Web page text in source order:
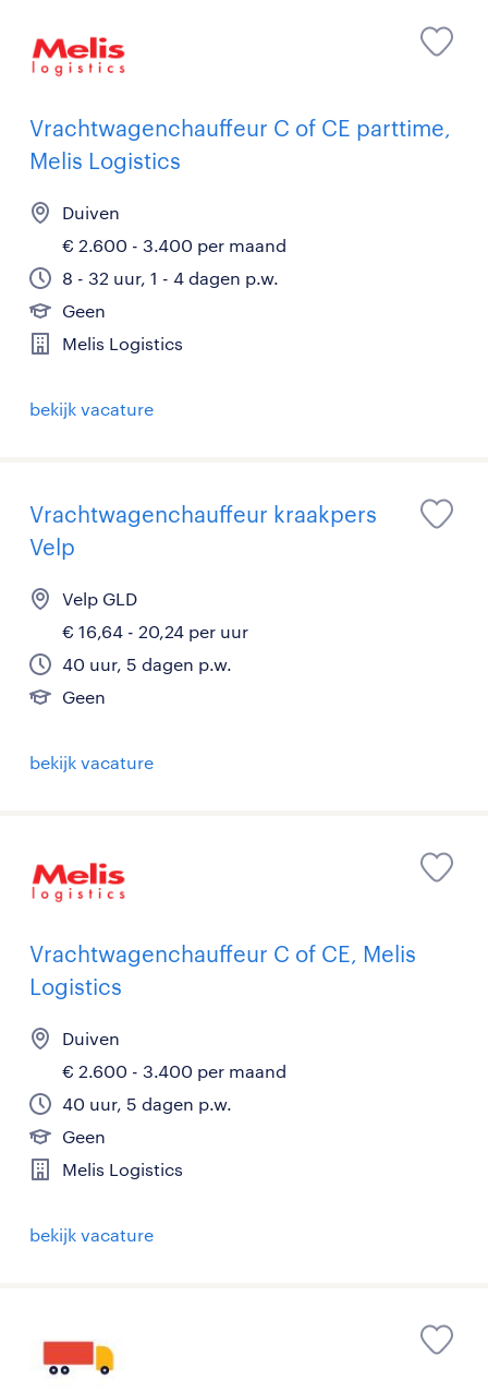
Vrachtwagenchauffeur C of CE parttime,
Melis Logistics
Duiven
€ 2.600 - 3.400 per maand
8 - 32 uur, 1 - 4 dagen p.w.
Geen
Melis Logistics
bekijk vacature
Vrachtwagenchauffeur kraakpers
Velp
Velp GLD
€ 16,64 - 20,24 per uur
40 uur, 5 dagen p.w.
Geen
bekijk vacature
Vrachtwagenchauffeur C of CE, Melis
Logistics
Duiven
€ 2.600 - 3.400 per maand
40 uur, 5 dagen p.w.
Geen
Melis Logistics
bekijk vacature